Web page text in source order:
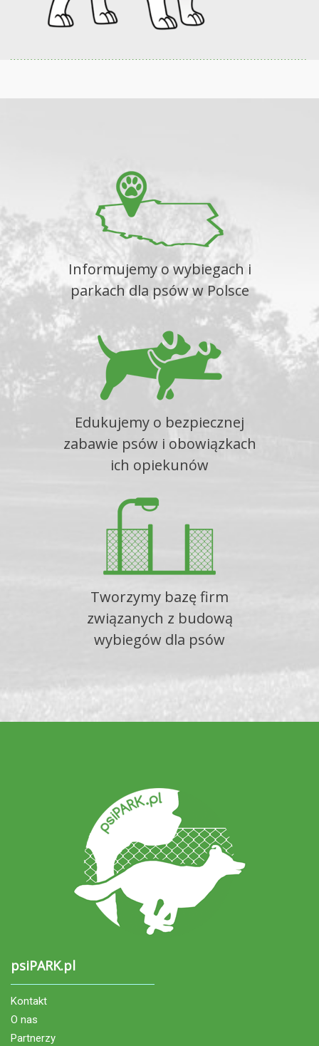
Informujemy o wybiegach i
parkach dla psów w Polsce
Edukujemy o bezpiecznej
zabawie psów i obowiązkach
ich opiekunów
Tworzymy bazę firm
związanych z budową
wybiegów dla psów
psiPARK.pl
Kontakt
O nas
Partnerzy